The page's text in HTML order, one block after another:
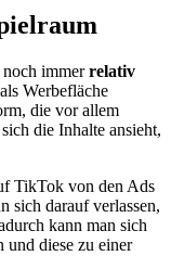
immerrelativ
Werbefläche
die vor allem
die Inhalte ansieht,
TikTok von den Ads
sich darauf verlassen,
kann man sich
diese zu einer